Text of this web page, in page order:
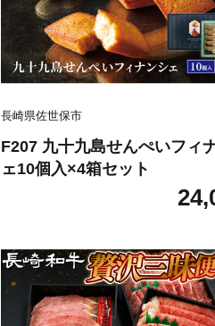
長崎県佐世保市
F207 九十九島せんぺいフィ
ェ10個入×4箱セット